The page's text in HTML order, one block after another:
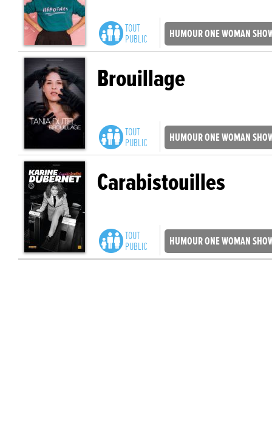
TOUT
PUBLIC HUMOUR ONE WOMAN
Brouillage
TOUT
PUBLIC HUMOUR ONE WOMAN
Carabistouilles
TOUT
PUBLIC HUMOUR ONE WOMAN